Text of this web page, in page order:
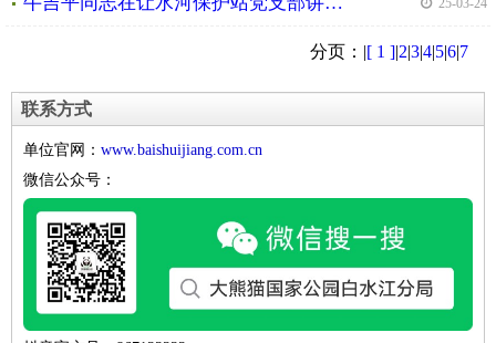
分页：|[ 1 ]|2|3|4|5|6|7
联系方式
单位官网： www.baishuijiang.com.cn
微信公众号：